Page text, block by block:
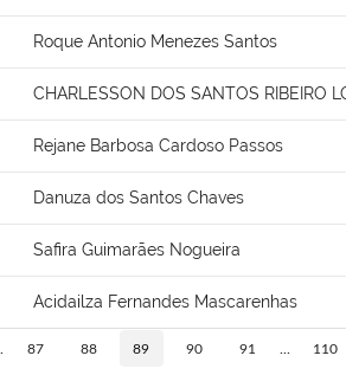
Roque Antonio Menezes Santos
CHARLESSON DOS SANTOS RIBEIRO
Rejane Barbosa Cardoso Passos
Danuza dos Santos Chaves
Safira Guimarães Nogueira
Acidailza Fernandes Mascarenhas
87 88 89 90 91 110